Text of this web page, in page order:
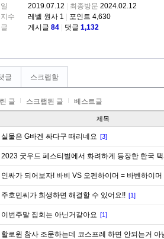
2019.07.12 최종방문 2024.02.12
수
레벨 원사 1
포인트 4,630
게시글 84 댓글 1,132
글 스크랩함
글 스크랩된 글 베스트글
제목
실물은 G바겐 싸다구 때리네요 [3]
2023 굿우드 페스티벌에서 화려하게 등장한 한국 택
인싸가 되어보자! 바비 VS 오펜하이머 = 바벤하이머
주호민씨가 희생하면 해결할 수 있어요!! [1]
이번주말 집회는 아닌거같아요 [1]
할로윈 참사 조문하는데 코스프레 하면 안되는거 아